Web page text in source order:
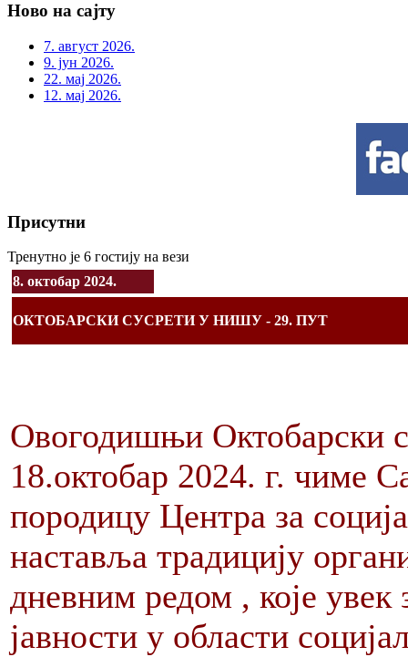
Ново на сајту
7. август 2026.
9. јун 2026.
22. мај 2026.
12. мај 2026.
Присутни
Тренутно је 6 гостију на вези
8. октобар 2024.
ОКТОБАРСКИ СУСРЕТИ У НИШУ - 29. ПУТ
Овогодишњи Октобарски
18.октобар 2024. г. чиме
породицу Центра за
наставља традицију
дневним редом , које
јавности у области